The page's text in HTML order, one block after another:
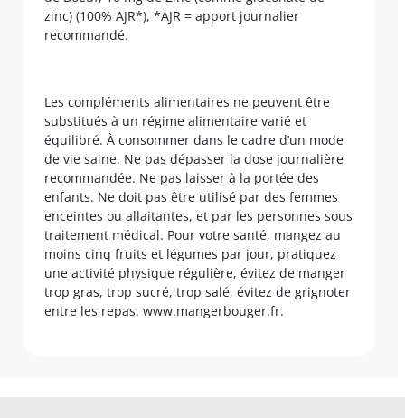
zinc) (100% AJR*), *AJR = apport journalier
recommandé.
Les compléments alimentaires ne peuvent être
substitués à un régime alimentaire varié et
équilibré. À consommer dans le cadre d’un mode
de vie saine. Ne pas dépasser la dose journalière
recommandée. Ne pas laisser à la portée des
enfants. Ne doit pas être utilisé par des femmes
enceintes ou allaitantes, et par les personnes sous
traitement médical. Pour votre santé, mangez au
moins cinq fruits et légumes par jour, pratiquez
une activité physique régulière, évitez de manger
trop gras, trop sucré, trop salé, évitez de grignoter
entre les repas. www.mangerbouger.fr.